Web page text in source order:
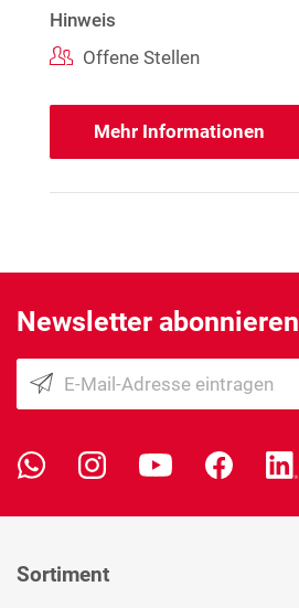
Hinweis
Offene Stellen
Mehr Informationen
Newsletter abonnieren
Sortiment